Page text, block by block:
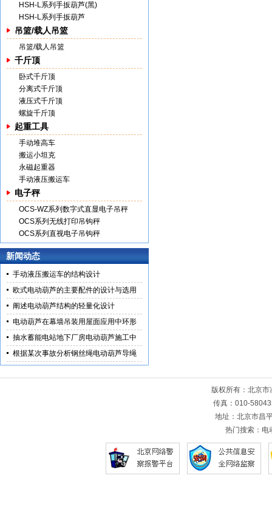
HSH-L系列手扳葫芦(黑)
HSH-L系列手扳葫芦
吊篮/载人吊篮
吊篮/载人吊篮
千斤顶
卧式千斤顶
分离式千斤顶
液压式千斤顶
螺旋千斤顶
起重工具
手动堆高车
搬运小坦克
永磁起重器
手动液压搬运车
电子秤
OCS-WZ系列数字式直显电子吊秤
OCS系列无线打印吊钩秤
OCS系列直视电子吊钩秤
新闻动态
手动液压搬运车的结构设计
欧式电动葫芦的主要配件的设计与选用
阐述电动葫芦结构的轻量化设计
电动葫芦在幕墙吊装用屋面应用中环形
抽水蓄能电站地下厂房电动葫芦施工中
根据某次事故分析钢丝绳电动葫芦导绳
版权所有：北京
传真：010-
地址：北京市
热门搜索： 电